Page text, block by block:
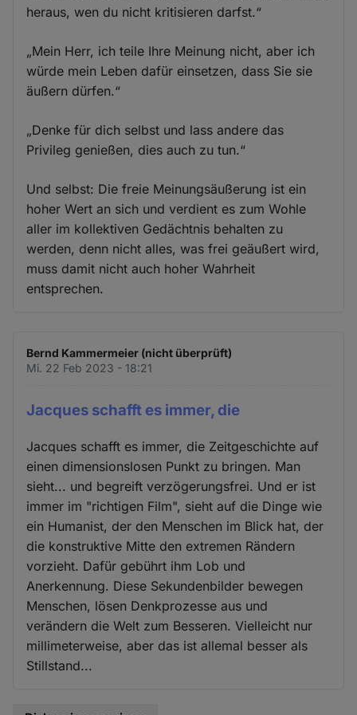
heraus, wen du nicht kritisieren darfst.“
„Mein Herr, ich teile Ihre Meinung nicht, aber ich
würde mein Leben dafür einsetzen, dass Sie sie
äußern dürfen.“
„Denke für dich selbst und lass andere das
Privileg genießen, dies auch zu tun.“
Und selbst: Die freie Meinungsäußerung ist ein
hoher Wert an sich und verdient es zum Wohle
aller im kollektiven Gedächtnis behalten zu
werden, denn nicht alles, was frei geäußert wird,
muss damit nicht auch hoher Wahrheit
entsprechen.
Bernd Kammermeier (nicht überprüft)
Mi. 22 Feb 2023 - 18:21
Jacques schafft es immer, die
Jacques schafft es immer, die Zeitgeschichte auf
einen dimensionslosen Punkt zu bringen. Man
sieht... und begreift verzögerungsfrei. Und er ist
immer im "richtigen Film", sieht auf die Dinge wie
ein Humanist, der den Menschen im Blick hat, der
die konstruktive Mitte den extremen Rändern
vorzieht. Dafür gebührt ihm Lob und
Anerkennung. Diese Sekundenbilder bewegen
Menschen, lösen Denkprozesse aus und
verändern die Welt zum Besseren. Vielleicht nur
millimeterweise, aber das ist allemal besser als
Stillstand...